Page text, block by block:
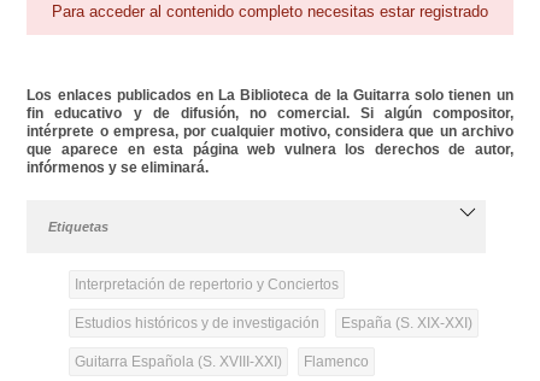
Para acceder al contenido completo necesitas estar registrado
Los enlaces publicados en La Biblioteca de la Guitarra solo tienen un
fin educativo y de difusión, no comercial. Si algún compositor,
intérprete o empresa, por cualquier motivo, considera que un archivo
que aparece en esta página web vulnera los derechos de autor,
infórmenos y se eliminará.
Etiquetas
Interpretación de repertorio y Conciertos
Estudios históricos y de investigación España (S. XIX-XXI)
Guitarra Española (S. XVIII-XXI) Flamenco